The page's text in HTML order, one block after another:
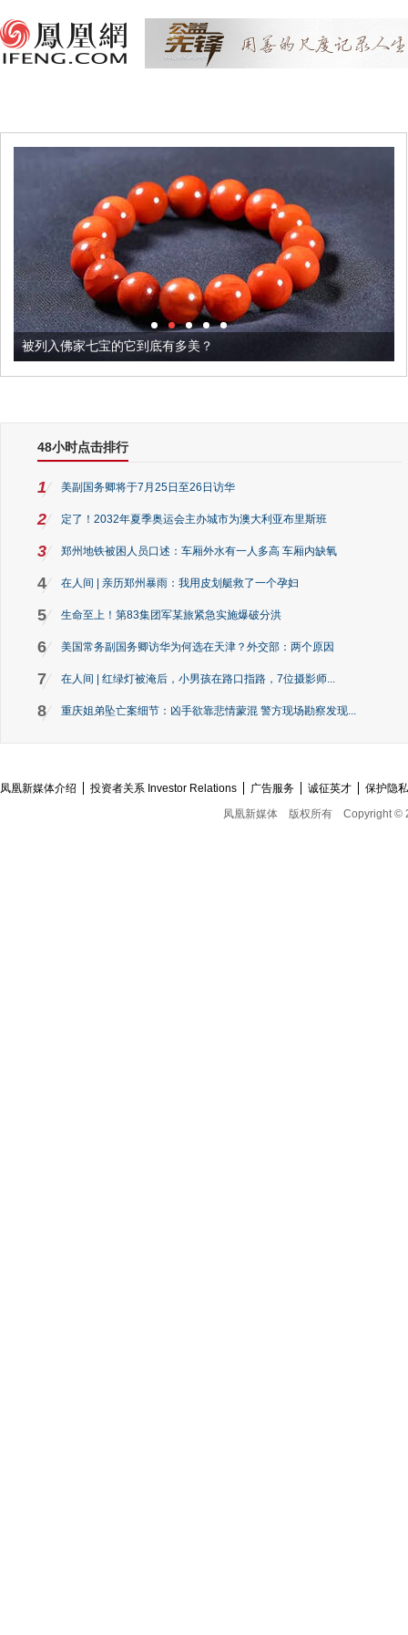
被列入佛家七宝的它到底有多美？
48小时点击排行
1 美副国务卿将于7月25日至26日访华
2 定了！2032年夏季奥运会主办城市为澳大利亚布里斯班
3 郑州地铁被困人员口述：车厢外水有一人多高 车厢内缺氧
4 在人间 | 亲历郑州暴雨：我用皮划艇救了一个孕妇
5 生命至上！第83集团军某旅紧急实施爆破分洪
6 美国常务副国务卿访华为何选在天津？外交部：两个原因
7 在人间 | 红绿灯被淹后，小男孩在路口指路，7位摄影师...
8 重庆姐弟坠亡案细节：凶手欲靠悲情蒙混 警方现场勘察发现...
凤凰新媒体介绍 投资者关系 Investor Relations 广告服务 诚征英才
保护隐
凤凰新媒体
版权所有 Copyright ©